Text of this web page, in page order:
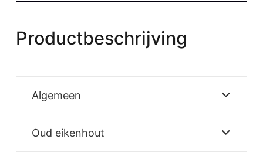
Productbeschrijving
Algemeen
Oud eikenhout